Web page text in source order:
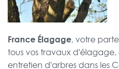
France Élagage, votre
tous vos travaux
entretien d'arbres dans les